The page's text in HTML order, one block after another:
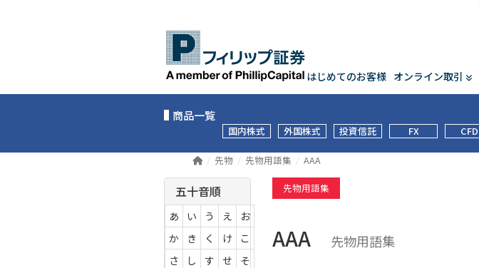
はじめてのお客様 オンライン取引
商品一覧
国内株式 外国株式 投資信託 FX CFD
先物 先物用語集 AAA
先物用語集
AAA 先物用語集
五十音順
あ い う え
お
か
き く け
こ
さ
し す せ
そ